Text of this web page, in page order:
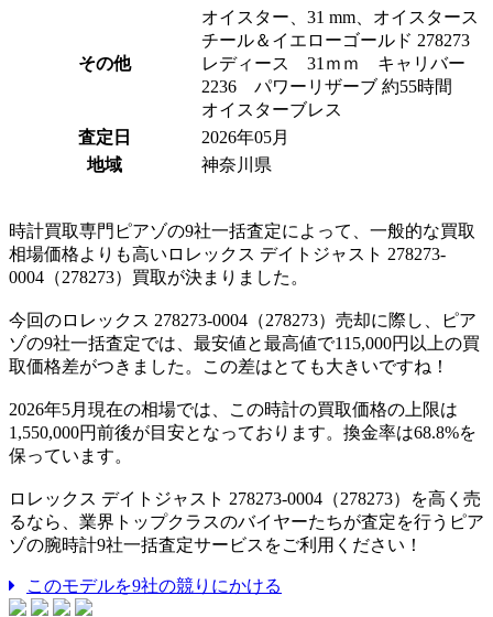
その他
オイスター、31 mm、オイスタース
チール＆イエローゴールド 278273
レディース 31ｍｍ キャリバー
2236 パワーリザーブ 約55時間
オイスターブレス
査定日
2026年05月
地域
神奈川県
時計買取専門ピアゾの9社一括査定によって、一般的な買取
相場価格よりも高いロレックス デイトジャスト 278273-
0004（278273）買取が決まりました。
今回のロレックス 278273-0004（278273）売却に際し、ピア
ゾの9社一括査定では、最安値と最高値で115,000円以上の買
取価格差がつきました。この差はとても大きいですね！
2026年5月現在の相場では、この時計の買取価格の上限は
1,550,000円前後が目安となっております。換金率は68.8%を
保っています。
ロレックス デイトジャスト 278273-0004（278273）を高く売
るなら、業界トップクラスのバイヤーたちが査定を行うピア
ゾの腕時計9社一括査定サービスをご利用ください！
このモデルを9社の競りにかける